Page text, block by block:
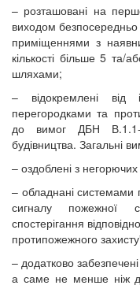
– розташовані на
виходом
приміщеннями з
кількості більше 5 та/
шляхами;
– відокремлені від
перегородками та
до вимог ДБН В.1.1-
будівництва. Загальні
– оздоблені з негорючих
– обладнані системами
сигналу пожежної
спостерігання
протипожежного
– додатково
а саме не менше ніж